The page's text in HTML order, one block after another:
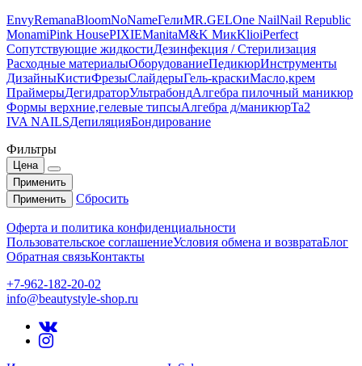
EnvyRemanaBloomNoNameГелиMR.GELOne NailNail Republic
MonamiPink HousePIXIEManitaM&K МикKlioiPerfect
Сопутствующие жидкостиДезинфекция / Стерилизация
Расходные материалыОборудованиеПедикюрИнструменты
ДизайныКистиФрезыСлайдерыГель-краскиМасло,крем
ПраймерыДегидраторУльтрабондАлгебра пилочный маникюр
Формы верхние,гелевые типсыАлгебра д/маникюрTa2
IVA NAILSДепиляцияБондирование
Фильтры
Цена
Применить
Применить
Сбросить
Оферта и политика конфиденциальности
Пользовательское соглашениеУсловия обмена и возвратаБлог
Обратная связьКонтакты
+7-962-182-20-02
info@beautystyle-shop.ru